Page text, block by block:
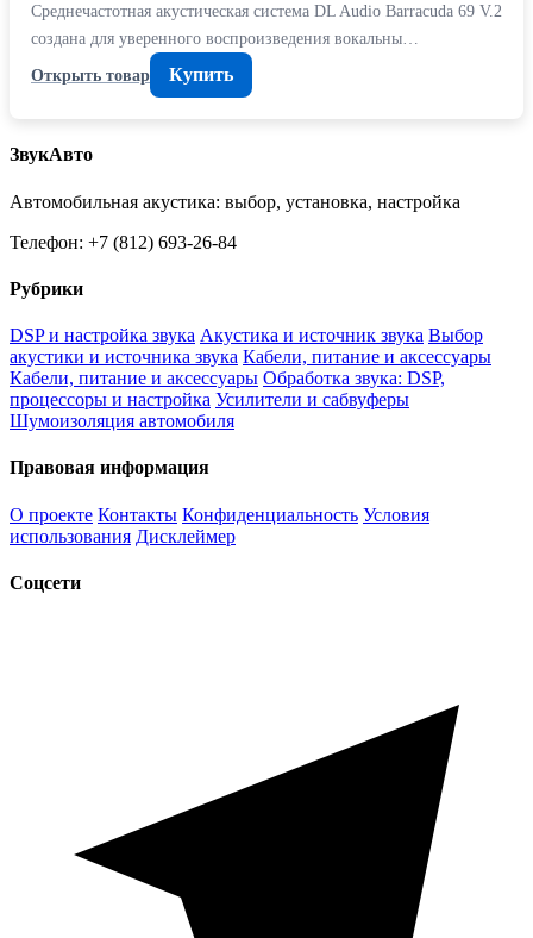
Среднечастотная акустическая система DL Audio Barracuda 69 V.2
создана для уверенного воспроизведения вокальны…
Открыть товар
Купить
ЗвукАвто
Автомобильная акустика: выбор, установка, настройка
Телефон: +7 (812) 693-26-84
Рубрики
DSP и настройка звука Акустика и источник звука Выбор
акустики и источника звука Кабели, питание и аксессуары
Кабели, питание и аксессуары Обработка звука: DSP,
процессоры и настройка Усилители и сабвуферы
Шумоизоляция автомобиля
Правовая информация
О проекте Контакты Конфиденциальность Условия
использования Дисклеймер
Соцсети